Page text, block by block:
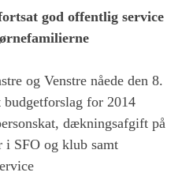
god offentlig service
og Venstre nåede den 8.
for 2014
dækningsafgift på
i SFO og klub samt